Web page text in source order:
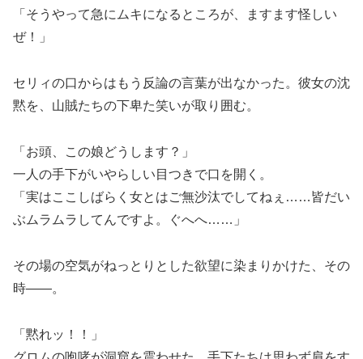
「そうやって急にムキになるところが、ますます怪しい
ぜ！」
セリィの口からはもう反論の言葉が出なかった。彼女の沈
黙を、山賊たちの下卑た笑いが取り囲む。
「お頭、この娘どうします？」
一人の手下がいやらしい目つきで口を開く。
「実はここしばらく女とはご無沙汰でしてねぇ……皆だい
ぶムラムラしてんですよ。ぐへへ……」
その場の空気がねっとりとした欲望に染まりかけた、その
時――。
「黙れッ！！」